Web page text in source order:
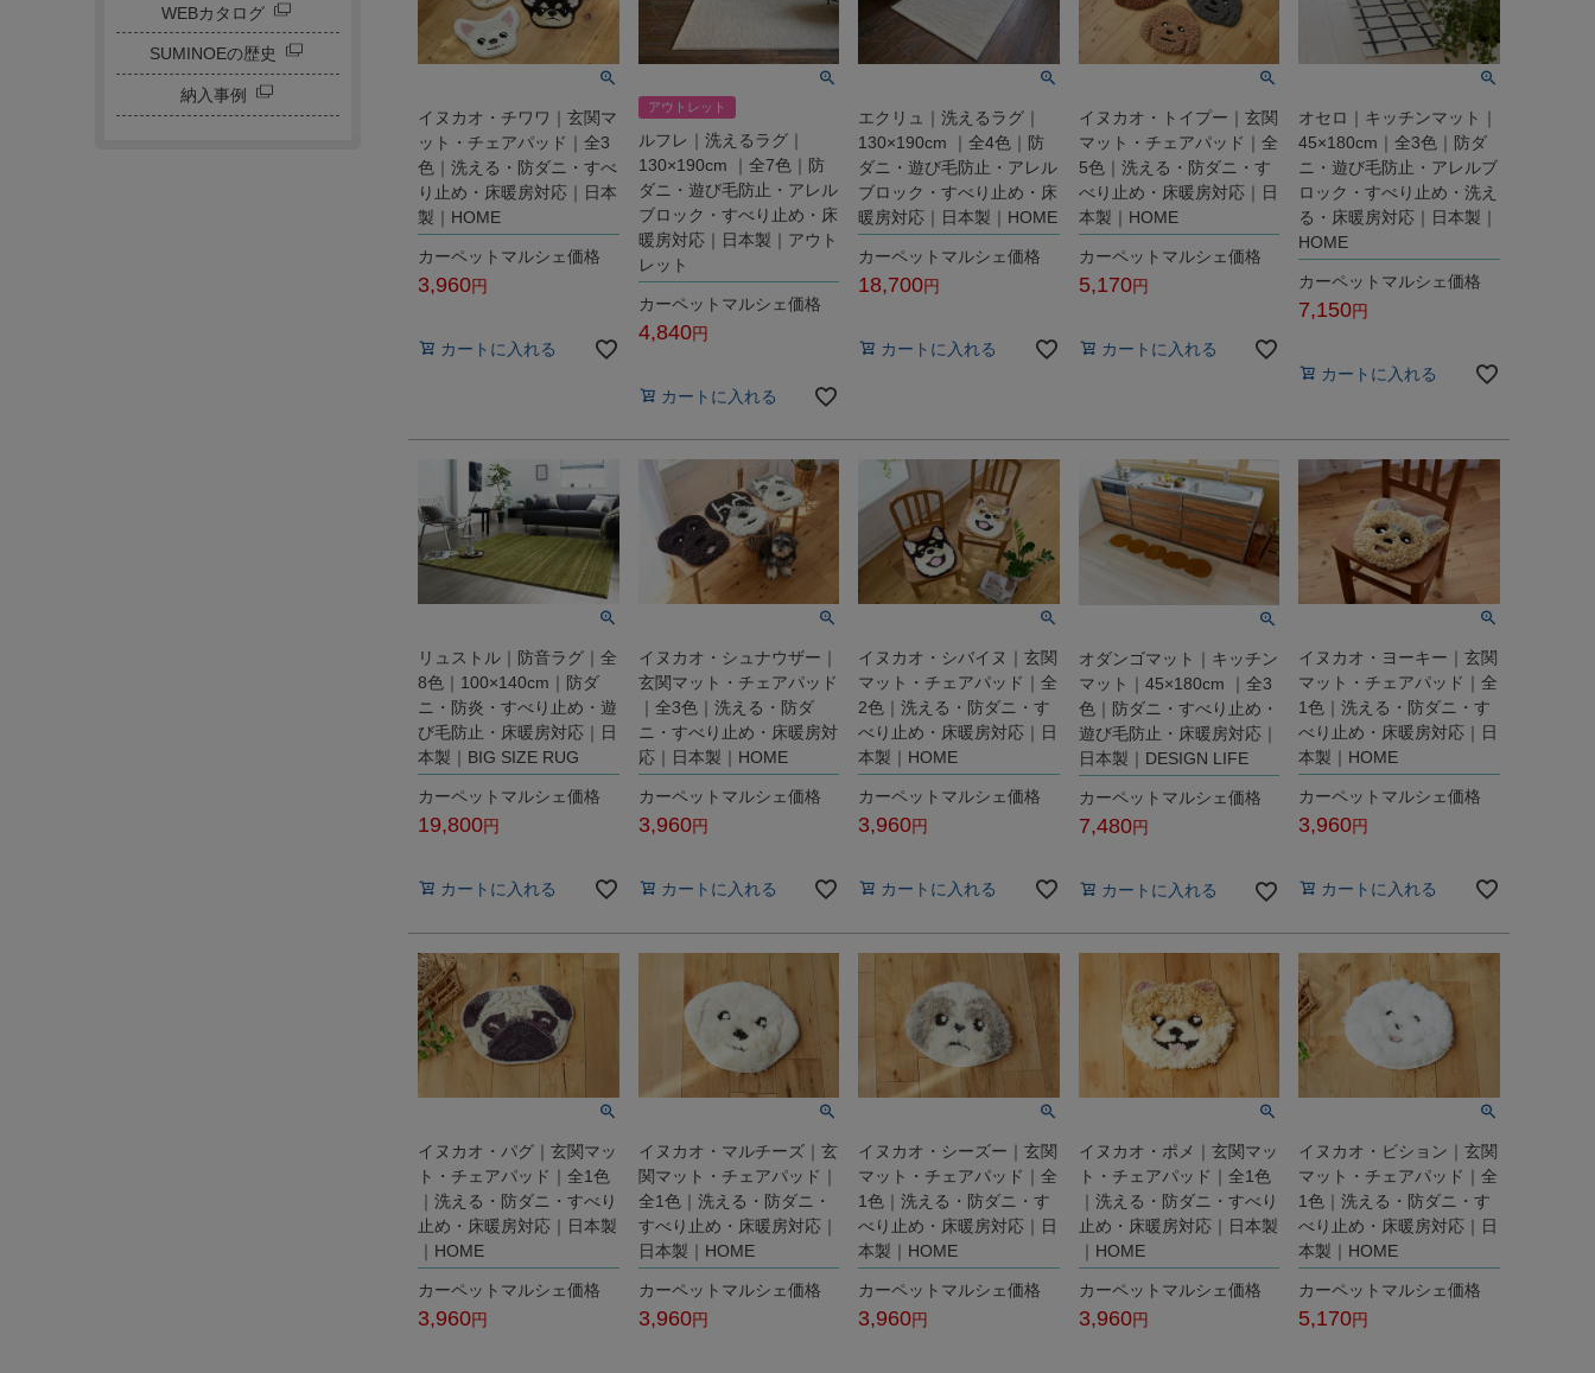
WEBカタログ
SUMINOEの歴史
納入事例
イヌカオ・チワワ｜玄関マ
ット・チェアパッド｜全3
色｜洗える・防ダニ・すべ
り止め・床暖房対応｜日本
製｜HOME
カーペットマルシェ価格
3,960
カートに入れる
アウトレット
ルフレ｜洗えるラグ｜
130×190cm ｜全7色｜防
ダニ・遊び毛防止・アレル
ブロック・すべり止め・床
暖房対応｜日本製｜アウト
レット
カーペットマルシェ価格
4,840
カートに入れる
エクリュ｜洗えるラグ｜
130×190cm ｜全4色｜防
ダニ・遊び毛防止・アレル
ブロック・すべり止め・床
暖房対応｜日本製｜HOME
カーペットマルシェ価格
18,700
カートに入れる
イヌカオ・トイプー｜玄関
マット・チェアパッド｜全
5色｜洗える・防ダニ・す
べり止め・床暖房対応｜日
本製｜HOME
カーペットマルシェ価格
5,170
カートに入れる
オセロ｜キッチンマット｜
45×180cm｜全3色｜防ダ
ニ・遊び毛防止・アレルブ
ロック・すべり止め・洗え
る・床暖房対応｜日本製｜
HOME
カーペットマルシェ価格
7,150
カートに入れる
リュストル｜防音ラグ｜全
8色｜100×140cm｜防ダ
ニ・防炎・すべり止め・遊
び毛防止・床暖房対応｜日
本製｜BIG SIZE RUG
カーペットマルシェ価格
19,800
カートに入れる
イヌカオ・シュナウザー｜
玄関マット・チェアパッド
｜全3色｜洗える・防ダ
ニ・すべり止め・床暖房対
応｜日本製｜HOME
カーペットマルシェ価格
3,960
カートに入れる
イヌカオ・シバイヌ｜玄関
マット・チェアパッド｜全
2色｜洗える・防ダニ・す
べり止め・床暖房対応｜日
本製｜HOME
カーペットマルシェ価格
3,960
カートに入れる
オダンゴマット｜キッチン
マット｜45×180cm ｜全3
色｜防ダニ・すべり止め・
遊び毛防止・床暖房対応｜
日本製｜DESIGN LIFE
カーペットマルシェ価格
7,480
カートに入れる
イヌカオ・ヨーキー｜玄関
マット・チェアパッド｜全
1色｜洗える・防ダニ・す
べり止め・床暖房対応｜日
本製｜HOME
カーペットマルシェ価格
3,960
カートに入れる
イヌカオ・パグ｜玄関マッ
ト・チェアパッド｜全1色
｜洗える・防ダニ・すべり
止め・床暖房対応｜日本製
｜HOME
カーペットマルシェ価格
3,960
イヌカオ・マルチーズ｜玄
関マット・チェアパッド｜
全1色｜洗える・防ダニ・
すべり止め・床暖房対応｜
日本製｜HOME
カーペットマルシェ価格
3,960
イヌカオ・シーズー｜玄関
マット・チェアパッド｜全
1色｜洗える・防ダニ・す
べり止め・床暖房対応｜日
本製｜HOME
カーペットマルシェ価格
3,960
イヌカオ・ポメ｜玄関マッ
ト・チェアパッド｜全1色
｜洗える・防ダニ・すべり
止め・床暖房対応｜日本製
｜HOME
カーペットマルシェ価格
3,960
イヌカオ・ビション｜玄関
マット・チェアパッド｜全
1色｜洗える・防ダニ・す
べり止め・床暖房対応｜日
本製｜HOME
カーペットマルシェ価格
5,170